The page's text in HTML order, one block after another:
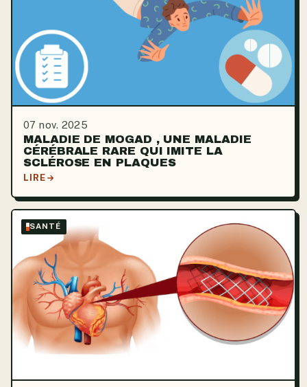
07 nov. 2025
MALADIE DE MOGAD , UNE MALADIE
CÉRÉBRALE RARE QUI IMITE LA
SCLÉROSE EN PLAQUES
LIRE
SANTÉ